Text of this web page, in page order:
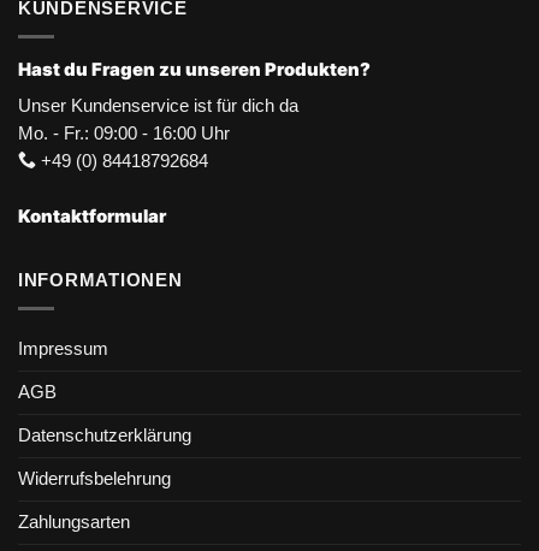
KUNDENSERVICE
Hast du Fragen zu unseren Produkten?
Unser Kundenservice ist für dich da
Mo. - Fr.: 09:00 - 16:00 Uhr
+49 (0) 84418792684
Kontaktformular
INFORMATIONEN
Impressum
AGB
Datenschutzerklärung
Widerrufsbelehrung
Zahlungsarten